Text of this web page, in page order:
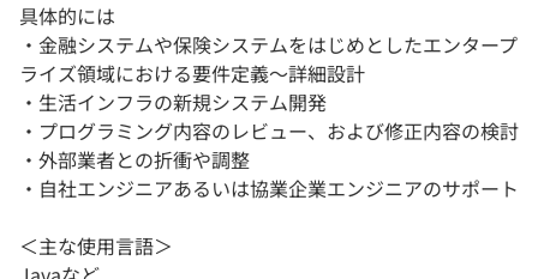
具体的には
・金融システムや保険システムをはじめとしたエンタープ
ライズ領域における要件定義～詳細設計
・生活インフラの新規システム開発
・プログラミング内容のレビュー、および修正内容の検討
・外部業者との折衝や調整
・自社エンジニアあるいは協業企業エンジニアのサポート
＜主な使用言語＞